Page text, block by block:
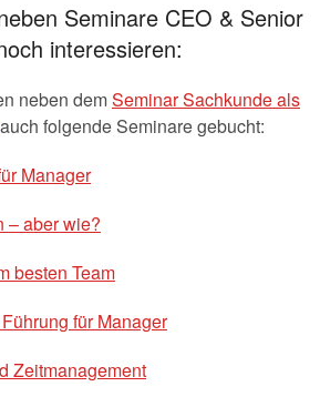
Seminare CEO & Senior
interessieren:
neben demSeminar Sachkunde als
auch folgende Seminare gebucht:
Manager
– aber wie?
besten Team
für Manager
Zeitmanagement